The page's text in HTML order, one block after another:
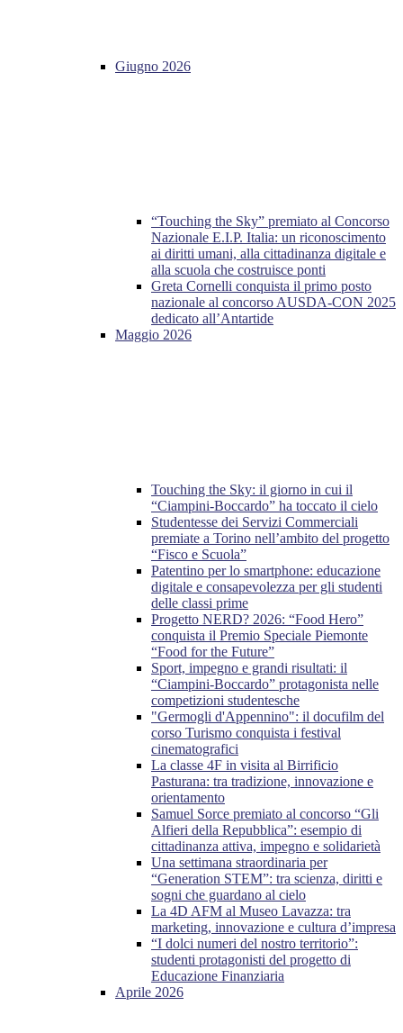
Giugno 2026
“Touching the Sky” premiato al Concorso
Nazionale E.I.P. Italia: un riconoscimento
ai diritti umani, alla cittadinanza digitale e
alla scuola che costruisce ponti
Greta Cornelli conquista il primo posto
nazionale al concorso AUSDA-CON 2025
dedicato all’Antartide
Maggio 2026
Touching the Sky: il giorno in cui il
“Ciampini-Boccardo” ha toccato il cielo
Studentesse dei Servizi Commerciali
premiate a Torino nell’ambito del progetto
“Fisco e Scuola”
Patentino per lo smartphone: educazione
digitale e consapevolezza per gli studenti
delle classi prime
Progetto NERD? 2026: “Food Hero”
conquista il Premio Speciale Piemonte
“Food for the Future”
Sport, impegno e grandi risultati: il
“Ciampini-Boccardo” protagonista nelle
competizioni studentesche
"Germogli d'Appennino": il docufilm del
corso Turismo conquista i festival
cinematografici
La classe 4F in visita al Birrificio
Pasturana: tra tradizione, innovazione e
orientamento
Samuel Sorce premiato al concorso “Gli
Alfieri della Repubblica”: esempio di
cittadinanza attiva, impegno e solidarietà
Una settimana straordinaria per
“Generation STEM”: tra scienza, diritti e
sogni che guardano al cielo
La 4D AFM al Museo Lavazza: tra
marketing, innovazione e cultura d’impresa
“I dolci numeri del nostro territorio”:
studenti protagonisti del progetto di
Educazione Finanziaria
Aprile 2026